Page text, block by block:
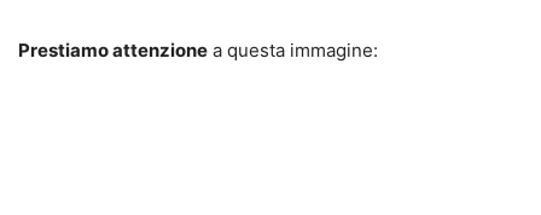
Prestiamo attenzione a questa immagine: